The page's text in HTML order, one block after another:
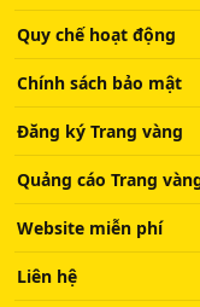
Quy chế hoạt động
Chính sách bảo mật
Đăng ký Trang vàng
Quảng cáo Trang
Website miễn phí
Liên hệ